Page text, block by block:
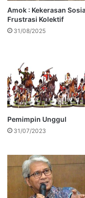
Amok : Kekerasan
Frustrasi Kolektif
31/08/2025
Pemimpin Unggul
31/07/2023